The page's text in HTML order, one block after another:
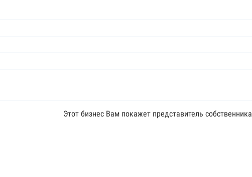
Этот бизнес Вам покажет представитель собственника